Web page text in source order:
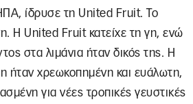
ίδρυσε τη United Fruit. Το
Η United Fruit κατείχε τη γη, ενώ
στα λιμάνια ήταν δικός της. Η
ήταν χρεωκοπημένη και ευάλωτη,
για νέες τροπικές γευστικές